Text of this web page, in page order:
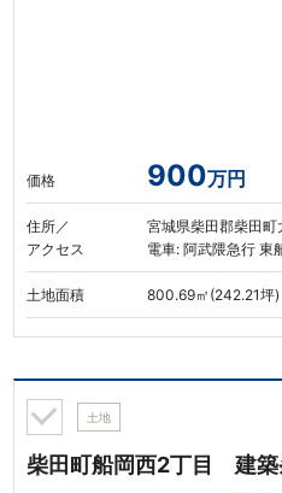
価格 900万円
住所／
アクセス
宮城県柴田郡柴田
電車: 阿武隈急行 東
土地面積 800.69㎡(242.21坪)
土地
柴田町船岡西2丁目 建築